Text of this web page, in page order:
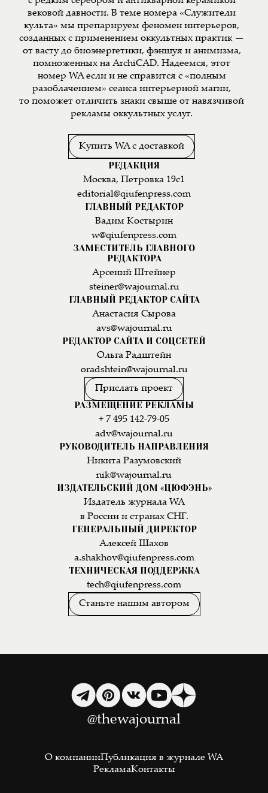
вековой давности. В теме номера «Служители
культа» мы препарируем феномен интерьеров,
созданных с применением оккультных практик —
от васту до биоэнергетики, фэншуя и анимизма,
помноженных на ArchiCAD. Надеемся, этот
номер WA если и не справится с «полным
разоблачением» сеанса интерьерной магии,
то поможет отличить знаки свыше от навязчивой
рекламы оккультных услуг.
Купить WA с доставкой
РЕДАКЦИЯ
Москва, Петровка 19с1
editorial@qiufenpress.com
ГЛАВНЫЙ РЕДАКТОР
Вадим Костырин
w@qiufenpress.com
ЗАМЕСТИТЕЛЬ ГЛАВНОГО
РЕДАКТОРА
Арсений Штейнер
steiner@wajournal.ru
ГЛАВНЫЙ РЕДАКТОР САЙТА
Анастасия Сырова
avs@wajournal.ru
РЕДАКТОР САЙТА И СОЦСЕТЕЙ
Ольга Радштейн
oradshtein@wajournal.ru
Прислать проект
РАЗМЕЩЕНИЕ РЕКЛАМЫ
+ 7 495 142-79-05
adv@wajournal.ru
РУКОВОДИТЕЛЬ НАПРАВЛЕНИЯ
Никита Разумовский
nik@wajournal.ru
ИЗДАТЕЛЬСКИЙ ДОМ «ЦЮФЭНЬ»
Издатель журнала WA
в России и странах СНГ.
ГЕНЕРАЛЬНЫЙ ДИРЕКТОР
Алексей Шахов
a.shakhov@qiufenpress.com
ТЕХНИЧЕСКАЯ ПОДДЕРЖКА
tech@qiufenpress.com
Станьте нашим автором
@thewajournal
О компанииПубликация в журнале WA
РекламаКонтакты